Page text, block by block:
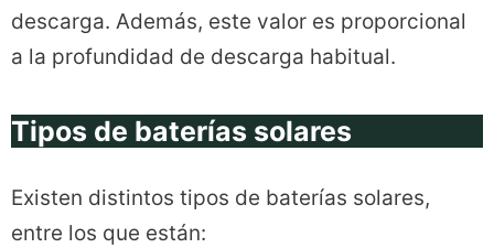
descarga. Además, este valor es proporcional
a la profundidad de descarga habitual.
Tipos de baterías solares
Existen distintos tipos de baterías solares,
entre los que están: